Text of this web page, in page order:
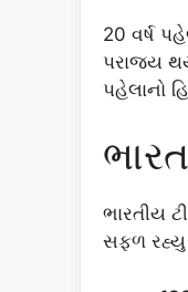
20 વર્ષ
પરાજય
પહેલાનો
ભારતીય
સફળ રહ્યુ